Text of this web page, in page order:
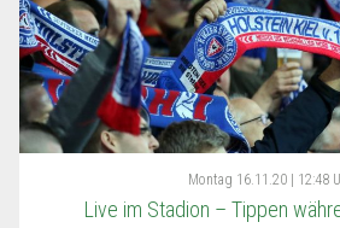
Montag 16.11.20 | 12:48
Live im Stadion – Tippen